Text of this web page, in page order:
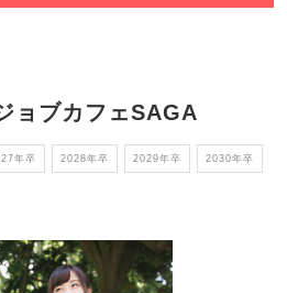
ブカフェSAGA
年卒 2028年卒 2029年卒 2030年卒